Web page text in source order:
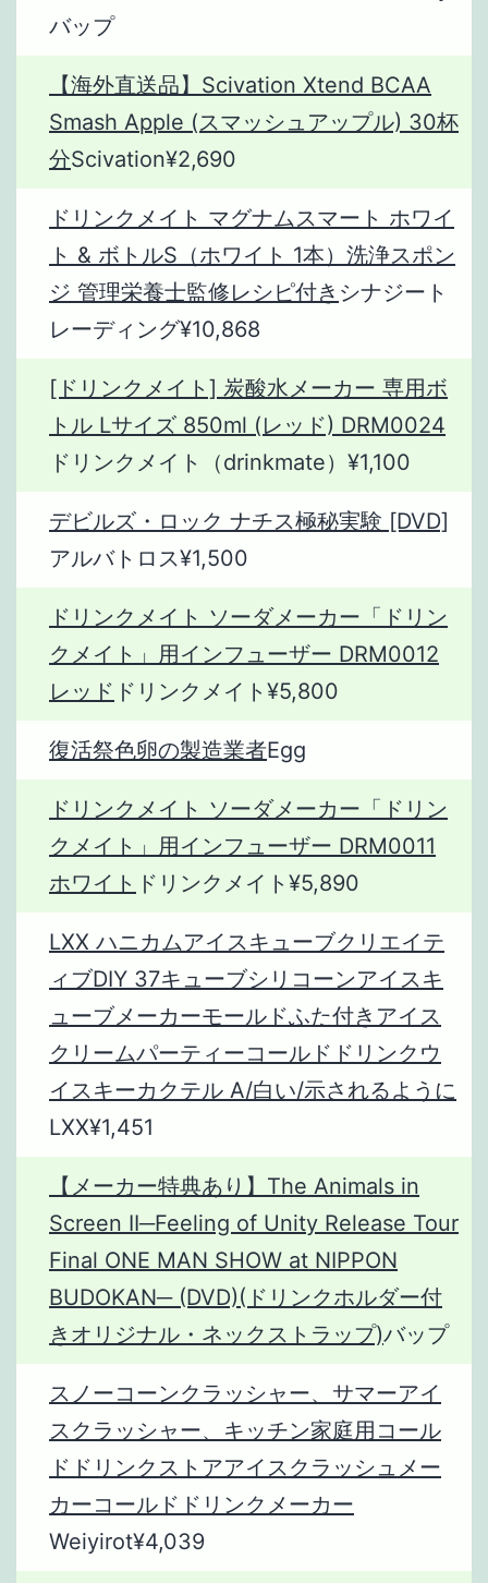
バップ
【海外直送品】Scivation Xtend BCAA
Smash Apple (スマッシュアップル) 30杯
分Scivation¥2,690
ドリンクメイト マグナムスマート ホワイ
ト & ボトルS（ホワイト 1本）洗浄スポン
ジ 管理栄養士監修レシピ付き シナジート
レーディング¥10,868
[ドリンクメイト] 炭酸水メーカー 専用ボ
トル Lサイズ 850ml (レッド) DRM0024
ドリンクメイト（drinkmate）¥1,100
デビルズ・ロック ナチス極秘実験 [DVD]
アルバトロス¥1,500
ドリンクメイト ソーダメーカー「ドリン
クメイト」用インフューザー DRM0012
レッド ドリンクメイト¥5,800
復活祭色卵の製造業者Egg
ドリンクメイト ソーダメーカー「ドリン
クメイト」用インフューザー DRM0011
ホワイト ドリンクメイト¥5,890
LXX ハニカムアイスキューブクリエイテ
ィブDIY 37キューブシリコーンアイスキ
ューブメーカーモールドふた付きアイス
クリームパーティーコールドドリンクウ
イスキーカクテル A/白い/示されるように
LXX¥1,451
【メーカー特典あり】The Animals in
Screen II─Feeling of Unity Release Tour
Final ONE MAN SHOW at NIPPON
BUDOKAN─ (DVD)(ドリンクホルダー付
きオリジナル・ネックストラップ)バップ
スノーコーンクラッシャー、サマーアイ
スクラッシャー、キッチン家庭用コール
ドドリンクストアアイスクラッシュメー
カーコールドドリンクメーカー
Weiyirot¥4,039